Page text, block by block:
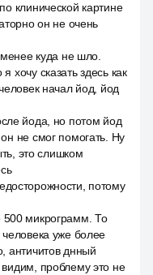
клинической картине
он не очень
куда не шло.
сказать здесь как
начал йод, йод
йода, но потом йод
не смог помогать. Ну
это слишком
потому
микрограмм. То
уже более
античитов днный
проблему это не